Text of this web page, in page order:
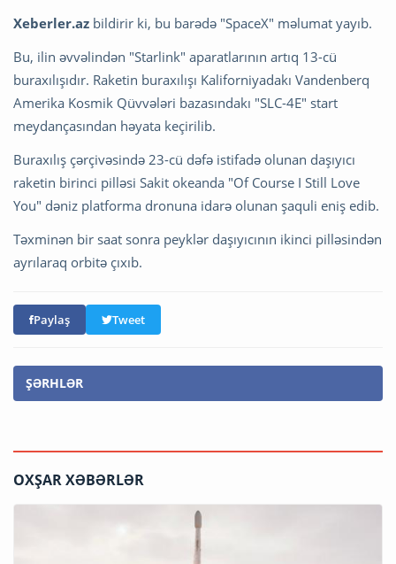
Xeberler.az bildirir ki, bu barədə "SpaceX" məlumat yayıb.
Bu, ilin əvvəlindən "Starlink" aparatlarının artıq 13-cü
buraxılışıdır. Raketin buraxılışı Kaliforniyadakı Vandenberq
Amerika Kosmik Qüvvələri bazasındakı "SLC-4E" start
meydançasından həyata keçirilib.
Buraxılış çərçivəsində 23-cü dəfə istifadə olunan daşıyıcı
raketin birinci pilləsi Sakit okeanda "Of Course I Still Love
You" dəniz platforma dronuna idarə olunan şaquli eniş edib.
Təxminən bir saat sonra peyklər daşıyıcının ikinci pilləsindən
ayrılaraq orbitə çıxıb.
Paylaş Tweet
ŞƏRHLƏR
OXŞAR XƏBƏRLƏR